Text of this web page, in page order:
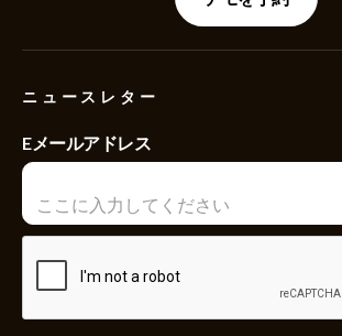
ニュースレター
Eメールアドレス